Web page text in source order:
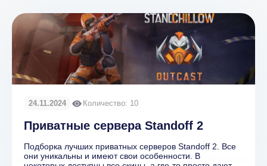
24.11.2024 Количество: 10
Приватные сервера Standoff 2
Подборка лучших приватных серверов Standoff 2. Все
они уникальны и имеют свои особенности. В